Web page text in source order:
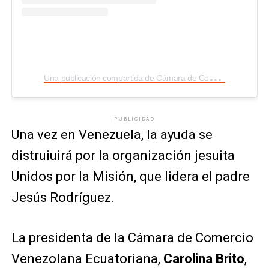
U
na publicación compartida de Cámara de Comercio VE (@ccve.ec)
PUBLICIDAD
Una vez en Venezuela, la ayuda se
distruiuirá por la organización jesuita
Unidos por la Misión, que lidera el padre
Jesús Rodríguez.
La presidenta de la Cámara de Comercio
Venezolana Ecuatoriana, Carolina Brito,